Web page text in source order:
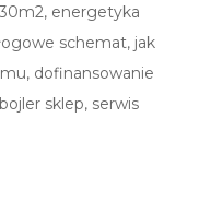
energetyka
schemat, jak
dofinansowanie
sklep, serwis